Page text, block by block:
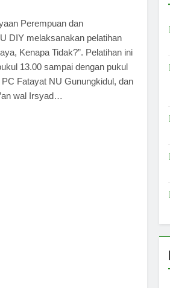
Perempuan dan
DIY melaksanakan pelatihan
Kenapa Tidak?”. Pelatihan ini
13.00 sampai dengan pukul
Fatayat NU Gunungkidul, dan
wal Irsyad…